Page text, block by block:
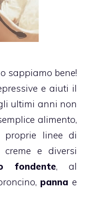
sappiamo bene!
e aiuti il
ultimi anni non
alimento,
proprie linee di
creme e diversi
fondente, al
panna e